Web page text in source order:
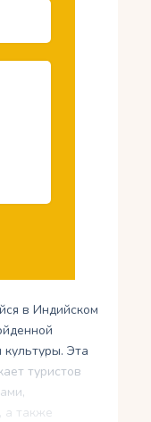
в Индийском
Эта
туристов
а также